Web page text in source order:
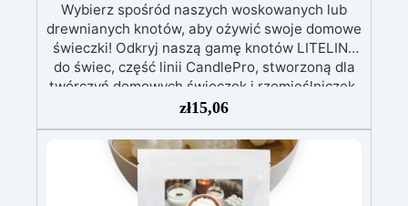
Wybierz spośród naszych woskowanych lub
drewnianych knotów, aby ożywić swoje domowe
świeczki! Odkryj naszą gamę knotów LITELINE
do świec, część linii CandlePro, stworzoną dla
twórczyń domowych świeczek i rzemieślniczek.
Od klasycznych woskowanych knotów,
idealnych ze względu na ich wszechstronność,
po fascynujące drewniane knoty, które dodają
naturalności i relaksującego dźwięku Twojej
świecy, mamy to, czego potrzebujesz! Jak
używać: Umieść knot wewnątrz wybranego
zł15,06